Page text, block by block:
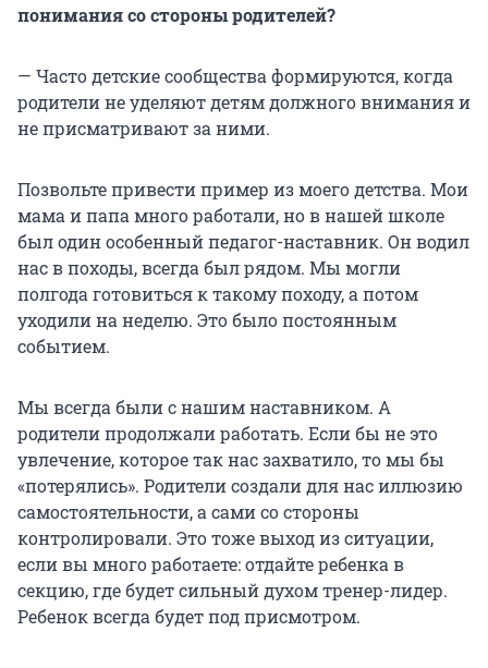
понимания со стороны родителей?
— Часто детские сообщества формируются, когда
родители не уделяют детям должного внимания и
не присматривают за ними.
Позвольте привести пример из моего детства. Мои
мама и папа много работали, но в нашей школе
был один особенный педагог-наставник. Он водил
нас в походы, всегда был рядом. Мы могли
полгода готовиться к такому походу, а потом
уходили на неделю. Это было постоянным
событием.
Мы всегда были с нашим наставником. А
родители продолжали работать. Если бы не это
увлечение, которое так нас захватило, то мы бы
«потерялись». Родители создали для нас иллюзию
самостоятельности, а сами со стороны
контролировали. Это тоже выход из ситуации,
если вы много работаете: отдайте ребенка в
секцию, где будет сильный духом тренер-лидер.
Ребенок всегда будет под присмотром.